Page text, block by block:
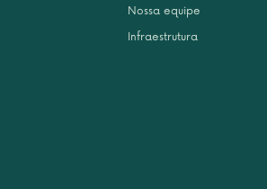
Nossa equipe
Infraestrutura